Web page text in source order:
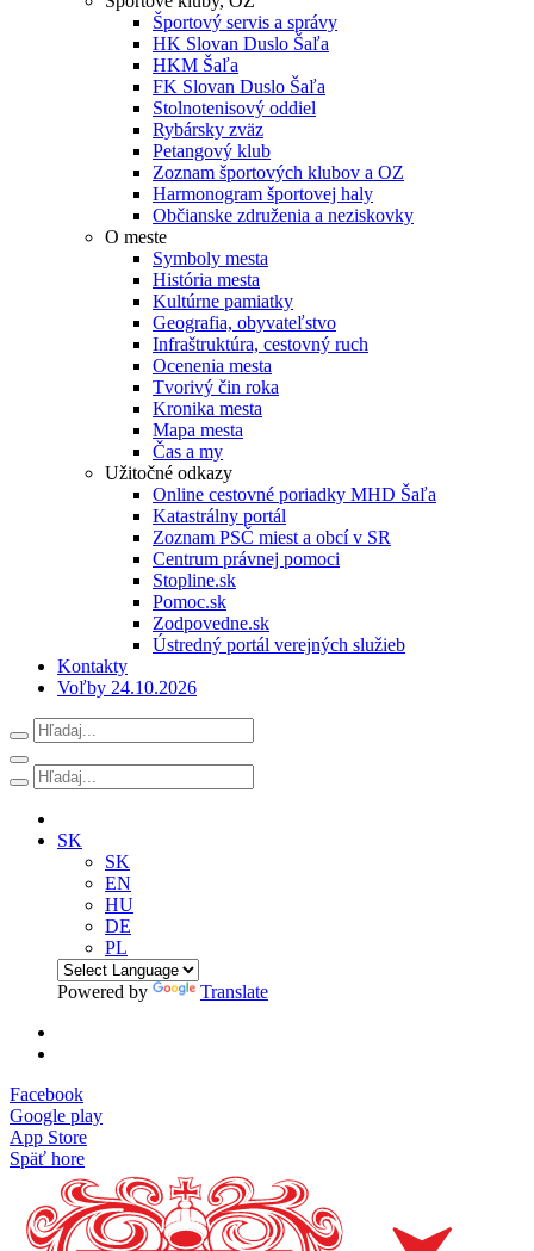
Športový servis a správy
HK Slovan Duslo Šaľa
HKM Šaľa
FK Slovan Duslo Šaľa
Stolnotenisový oddiel
Rybársky zväz
Petangový klub
Zoznam športových klubov a OZ
Harmonogram športovej haly
Občianske združenia a neziskovky
O meste
Symboly mesta
História mesta
Kultúrne pamiatky
Geografia, obyvateľstvo
Infraštruktúra, cestovný ruch
Ocenenia mesta
Tvorivý čin roka
Kronika mesta
Mapa mesta
Čas a my
Užitočné odkazy
Online cestovné poriadky MHD Šaľa
Katastrálny portál
Zoznam PSČ miest a obcí v SR
Centrum právnej pomoci
Stopline.sk
Pomoc.sk
Zodpovedne.sk
Ústredný portál verejných služieb
Kontakty
Voľby 24.10.2026
SK
SK
EN
HU
DE
PL
Powered by Translate
Facebook
Google play
App Store
Späť hore